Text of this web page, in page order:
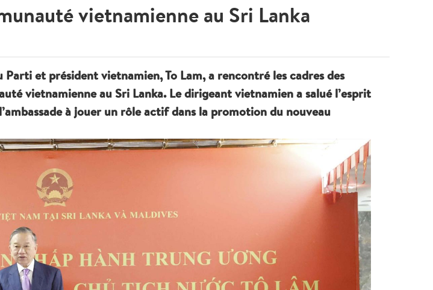
vietnamienne au Sri Lanka
et président vietnamien, To Lam, a rencontré les cadres des
vietnamienne au Sri Lanka. Le dirigeant vietnamien a salué l’esprit
à jouer un rôle actif dans la promotion du nouveau